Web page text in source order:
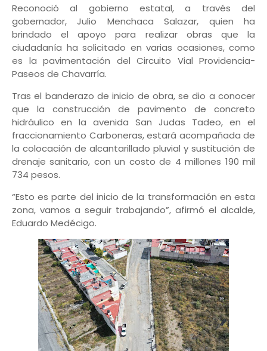
Reconoció al gobierno estatal, a través del
gobernador, Julio Menchaca Salazar, quien ha
brindado el apoyo para realizar obras que la
ciudadanía ha solicitado en varias ocasiones, como
es la pavimentación del Circuito Vial Providencia-
Paseos de Chavarría.
Tras el banderazo de inicio de obra, se dio a conocer
que la construcción de pavimento de concreto
hidráulico en la avenida San Judas Tadeo, en el
fraccionamiento Carboneras, estará acompañada de
la colocación de alcantarillado pluvial y sustitución de
drenaje sanitario, con un costo de 4 millones 190 mil
734 pesos.
“Esto es parte del inicio de la transformación en esta
zona, vamos a seguir trabajando”, afirmó el alcalde,
Eduardo Medécigo.